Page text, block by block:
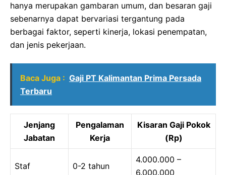
hanya merupakan gambaran umum, dan besaran gaji
sebenarnya dapat bervariasi tergantung pada
berbagai faktor, seperti kinerja, lokasi penempatan,
dan jenis pekerjaan.
Baca Juga : Gaji PT Kalimantan Prima Persada
Terbaru
Jenjang
Jabatan
Pengalaman
Kerja
Kisaran Gaji Pokok
(Rp)
Staf 0-2 tahun
4.000.000 –
6.000.000